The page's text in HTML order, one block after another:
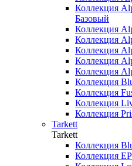
Коллекция
Базовый
Коллекция
Коллекция
Коллекция
Коллекция
Коллекция
Коллекция
Коллекция
Коллекция
Коллекция
Tarkett
Tarkett
Коллекция
Коллекция